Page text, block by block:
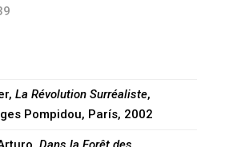
La Révolution Surréaliste,
Pompidou, París, 2002